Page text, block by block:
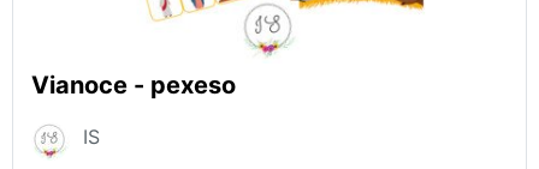
Vianoce - pexeso
IS